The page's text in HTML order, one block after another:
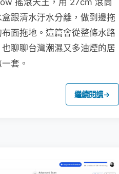
跟清水汙水分離，做到邊拖
面拖地。這篇會從整條水路
聊聊台灣潮濕又多油煙的居
套。
繼續閱讀→